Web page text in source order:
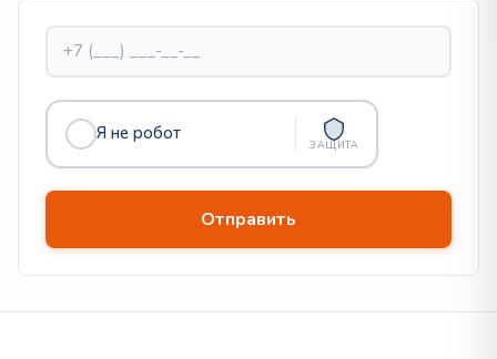
Я не робот
ЗАЩИТА